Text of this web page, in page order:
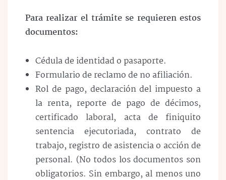
Para realizar el trámite se requieren estos
documentos:
Cédula de identidad o pasaporte.
Formulario de reclamo de no afiliación.
Rol de pago, declaración del impuesto a
la renta, reporte de pago de décimos,
certificado laboral, acta de finiquito
sentencia ejecutoriada, contrato de
trabajo, registro de asistencia o acción de
personal. (No todos los documentos son
obligatorios. Sin embargo, al menos uno